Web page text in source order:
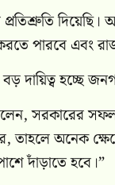
পারবে এবং
হচ্ছে
সরকারের
তাহলে অনেক
দাঁড়াতে হবে।”